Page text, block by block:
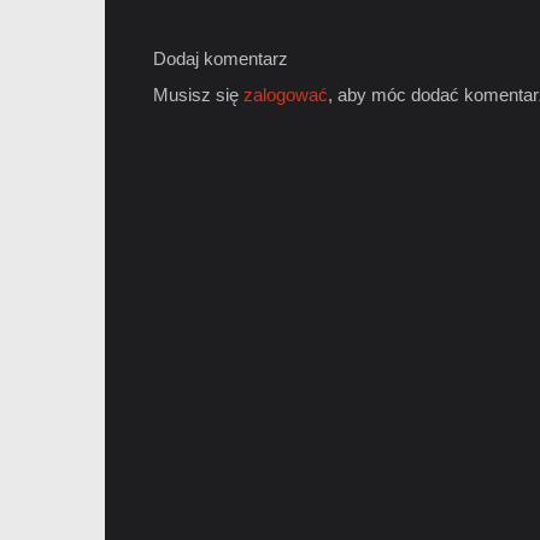
Dodaj komentarz
Musisz się zalogować, aby móc dodać